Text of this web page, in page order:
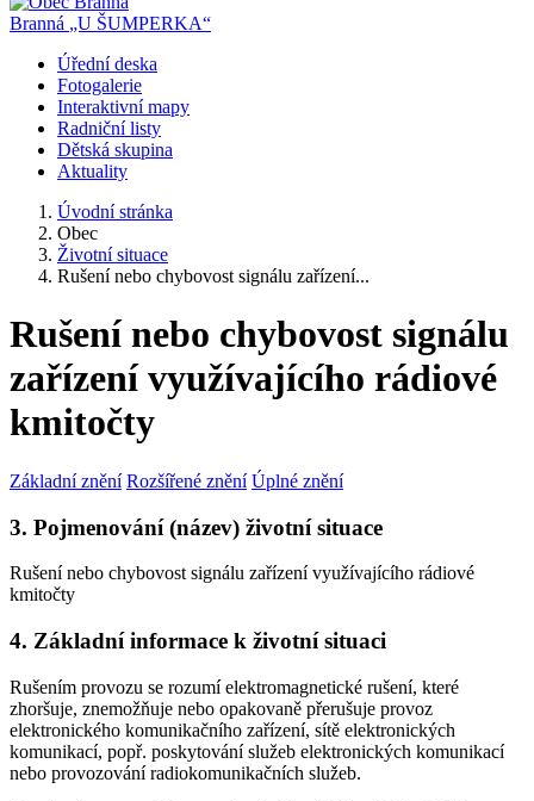
Branná „U ŠUMPERKA“
Úřední deska
Fotogalerie
Interaktivní mapy
Radniční listy
Dětská skupina
Aktuality
Úvodní stránka
Obec
Životní situace
Rušení nebo chybovost signálu zařízení...
Rušení nebo chybovost signálu
zařízení využívajícího rádiové
kmitočty
Základní znění Rozšířené znění Úplné znění
3. Pojmenování (název) životní situace
Rušení nebo chybovost signálu zařízení využívajícího rádiové
kmitočty
4. Základní informace k životní situaci
Rušením provozu se rozumí elektromagnetické rušení, které
zhoršuje, znemožňuje nebo opakovaně přerušuje provoz
elektronického komunikačního zařízení, sítě elektronických
komunikací, popř. poskytování služeb elektronických komunikací
nebo provozování radiokomunikačních služeb.